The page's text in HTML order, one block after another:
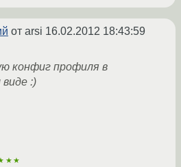
от arsi 16.02.2012 18:43:59
конфиг профиля в
:)